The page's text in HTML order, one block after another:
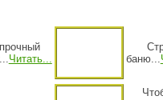
Читать...
баню...